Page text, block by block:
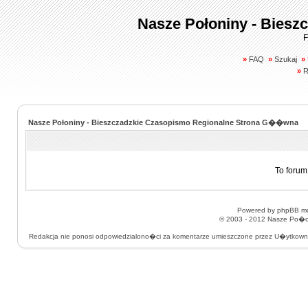
Nasze Połoniny -
» FAQ » Szukaj »
»
Nasze Połoniny - Bieszczadzkie Czasopismo Regionalne Strona G��wna
To
Powered by phpBB
© 2003 - 2012 Nasze
Redakcja nie ponosi odpowiedzialono�ci za komentarze umieszczone przez